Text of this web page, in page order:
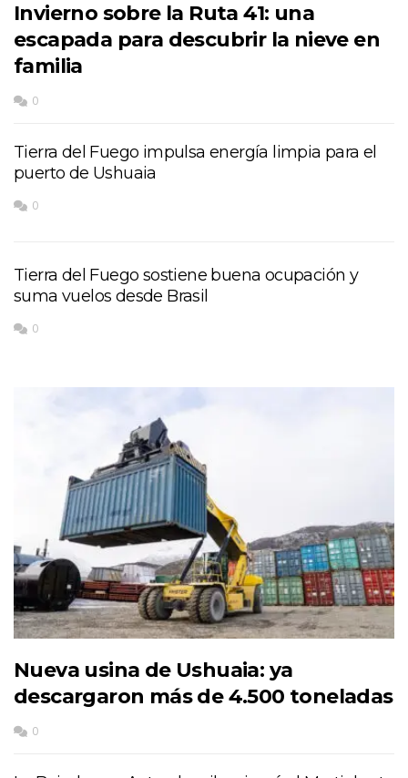
Invierno sobre la Ruta 41: una
escapada para descubrir la nieve en
familia
0
Tierra del Fuego impulsa energía limpia para el
puerto de Ushuaia
0
Tierra del Fuego sostiene buena ocupación y
suma vuelos desde Brasil
0
Nueva usina de Ushuaia: ya
descargaron más de 4.500 toneladas
0